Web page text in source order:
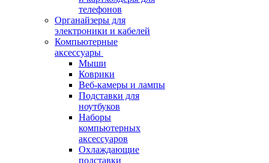
телефонов
Органайзеры для
электроники и кабелей
Компьютерные
аксессуары
Мыши
Коврики
Веб-камеры и лампы
Подставки для
ноутбуков
Наборы
компьютерных
аксессуаров
Охлаждающие
подставки